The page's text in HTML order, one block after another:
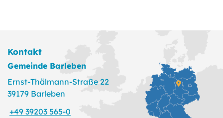
Kontakt
Gemeinde Barleben
Ernst-Thälmann-Straße 22
39179 Barleben
+49 39203 565-0